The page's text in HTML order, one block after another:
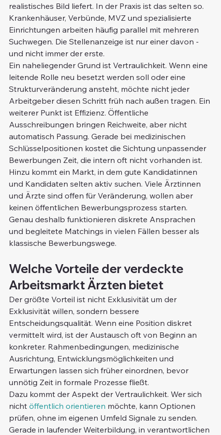
realistisches Bild liefert. In der Praxis ist das selten so.
Krankenhäuser, Verbünde, MVZ und spezialisierte
Einrichtungen arbeiten häufig parallel mit mehreren
Suchwegen. Die Stellenanzeige ist nur einer davon -
und nicht immer der erste.
Ein naheliegender Grund ist Vertraulichkeit. Wenn eine
leitende Rolle neu besetzt werden soll oder eine
Strukturveränderung ansteht, möchte nicht jeder
Arbeitgeber diesen Schritt früh nach außen tragen. Ein
weiterer Punkt ist Effizienz. Öffentliche
Ausschreibungen bringen Reichweite, aber nicht
automatisch Passung. Gerade bei medizinischen
Schlüsselpositionen kostet die Sichtung unpassender
Bewerbungen Zeit, die intern oft nicht vorhanden ist.
Hinzu kommt ein Markt, in dem gute Kandidatinnen
und Kandidaten selten aktiv suchen. Viele Ärztinnen
und Ärzte sind offen für Veränderung, wollen aber
keinen öffentlichen Bewerbungsprozess starten.
Genau deshalb funktionieren diskrete Ansprachen
und begleitete Matchings in vielen Fällen besser als
klassische Bewerbungswege.
Welche Vorteile der verdeckte
Arbeitsmarkt Ärzten bietet
Der größte Vorteil ist nicht Exklusivität um der
Exklusivität willen, sondern bessere
Entscheidungsqualität. Wenn eine Position diskret
vermittelt wird, ist der Austausch oft von Beginn an
konkreter. Rahmenbedingungen, medizinische
Ausrichtung, Entwicklungsmöglichkeiten und
Erwartungen lassen sich früher einordnen, bevor
unnötig Zeit in formale Prozesse fließt.
Dazu kommt der Aspekt der Vertraulichkeit. Wer sich
nicht öffentlich orientieren möchte, kann Optionen
prüfen, ohne im eigenen Umfeld Signale zu senden.
Gerade in laufender Weiterbildung, in verantwortlichen